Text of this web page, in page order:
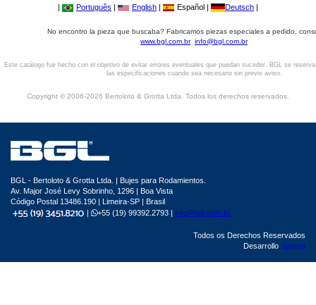
| Português | English | Español | Deutsch |
No encontro la pieza que buscaba? Fabricamos piezas especiales a pedido,
www.bgl.com.br info@bgl.com.br
Este catálogo fue hecho con el objetivo de evitar errores eventuales que puedan suceder. BGL se
las especificaciones cuando sea necesario sin previo aviso.
Copyright © 2006-2026 Bertoloto & Grotta Ltda. Todos los derechos reservados.
BGL - Bertoloto & Grotta Ltda. | Bujes para Rodamientos.
Av. Major José Levy Sobrinho, 1296 | Boa Vista
Código Postal 13486.190 | Limeira-SP | Brasil
|
+55 (19) 99392.2793 | info@bgl.com.br
Todos os Derechos Reservados
Desarrollo Sphera